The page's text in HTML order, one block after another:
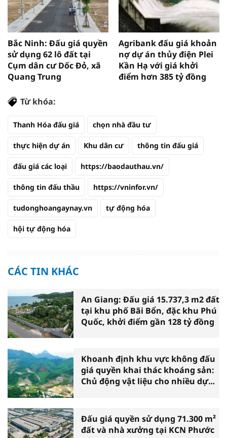
Bắc Ninh: Đấu giá quyền
sử dụng 62 lô đất tại
Cụm dân cư Dốc Đỏ, xã
Quang Trung
Agribank đấu giá khoản
nợ dự án thủy điện Plei
Kần Hạ với giá khởi
điểm hơn 385 tỷ đồng
Từ khóa:
Thanh Hóa đấu giá chọn nhà đầu tư
thực hiện dự án Khu dân cư thông tin đấu giá
đấu giá các loại https://baodauthau.vn/
thông tin đấu thầu https://vninfor.vn/
tudonghoangaynay.vn tự động hóa
hội tự động hóa
CÁC TIN KHÁC
An Giang: Đấu giá 15.737,3 m2 đất
tại khu phố Bãi Bổn, đặc khu Phú
Quốc, khởi điểm gần 128 tỷ đồng
Khoanh định khu vực không đấu
giá quyền khai thác khoáng sản:
Chủ động vật liệu cho nhiều dự
Đấu giá quyền sử dụng 71.300 m²
đất và nhà xưởng tại KCN Phước